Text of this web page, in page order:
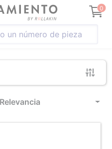
0
Relevancia